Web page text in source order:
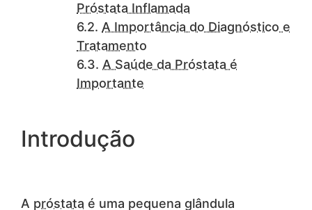
Próstata Inflamada
A Importância do Diagnóstico e
Tratamento
A Saúde da Próstata é
Importante
Introdução
A próstata é uma pequena glândula